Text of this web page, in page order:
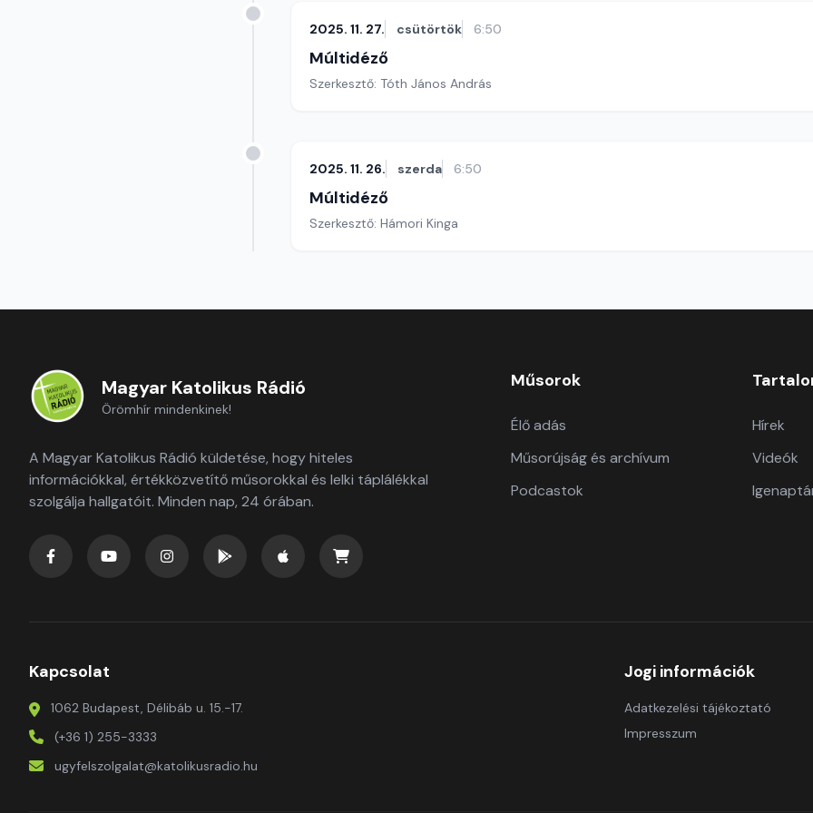
2025. 11. 27. csütörtök 6:50
Múltidéző
Szerkesztő: Tóth János András
2025. 11. 26. szerda 6:50
Múltidéző
Szerkesztő: Hámori Kinga
Magyar Katolikus Rádió
Örömhír mindenkinek!
A Magyar Katolikus Rádió küldetése, hogy hiteles
információkkal, értékközvetítő műsorokkal és lelki táplálékkal
szolgálja hallgatóit. Minden nap, 24 órában.
Műsorok
Élő adás
Műsorújság és archívum
Podcastok
Hírek
Videók
Kapcsolat
1062 Budapest, Délibáb u. 15.-17.
(+36 1) 255-3333
ugyfelszolgalat@katolikusradio.hu
Jogi információk
Adatkezelési tájékoztató
Impresszum